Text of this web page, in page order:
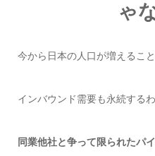
ゃ
今から日本の人口が増えるこ
インバウンド需要も永続するわ
同業他社と争って限られたパ